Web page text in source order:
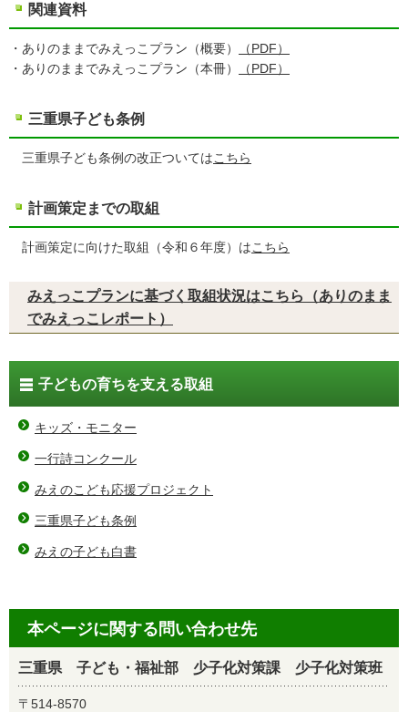
関連資料
・ありのままでみえっこプラン（概要）
（PDF）
・ありのままでみえっこプラン（本冊）
（PDF）
三重県子ども条例
三重県子ども条例の改正ついてはこちら
計画策定までの取組
計画策定に向けた取組（令和６年度）はこちら
みえっこプランに基づく取組状況はこちら（ありのまま
でみえっこレポート）
子どもの育ちを支える取組
キッズ・モニター
一行詩コンクール
みえのこども応援プロジェクト
三重県子ども条例
みえの子ども白書
本ページに関する問い合わせ先
三重県 子ども・福祉部 少子化対策課 少子化対策班
〒514-8570